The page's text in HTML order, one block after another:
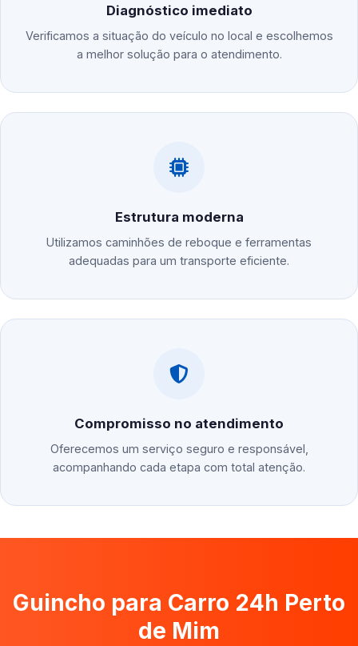
Diagnóstico imediato
Verificamos a situação do veículo no local e escolhemos
a melhor solução para o atendimento.
Estrutura moderna
Utilizamos caminhões de reboque e ferramentas
adequadas para um transporte eficiente.
Compromisso no atendimento
Oferecemos um serviço seguro e responsável,
acompanhando cada etapa com total atenção.
Guincho para Carro 24h Perto
de Mim